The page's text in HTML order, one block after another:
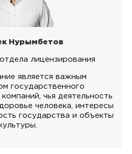
Нурымбетов
лицензирования
является важным
государственного
чья деятельность
человека, интересы
государства и объекты